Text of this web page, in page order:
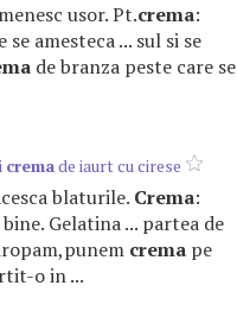
usor. Pt.crema:
se amesteca ... sul si se
de branza peste care se
cremade iaurt cu cirese
blaturile. Crema:
Gelatina ... partea de
crema pe
o in ...